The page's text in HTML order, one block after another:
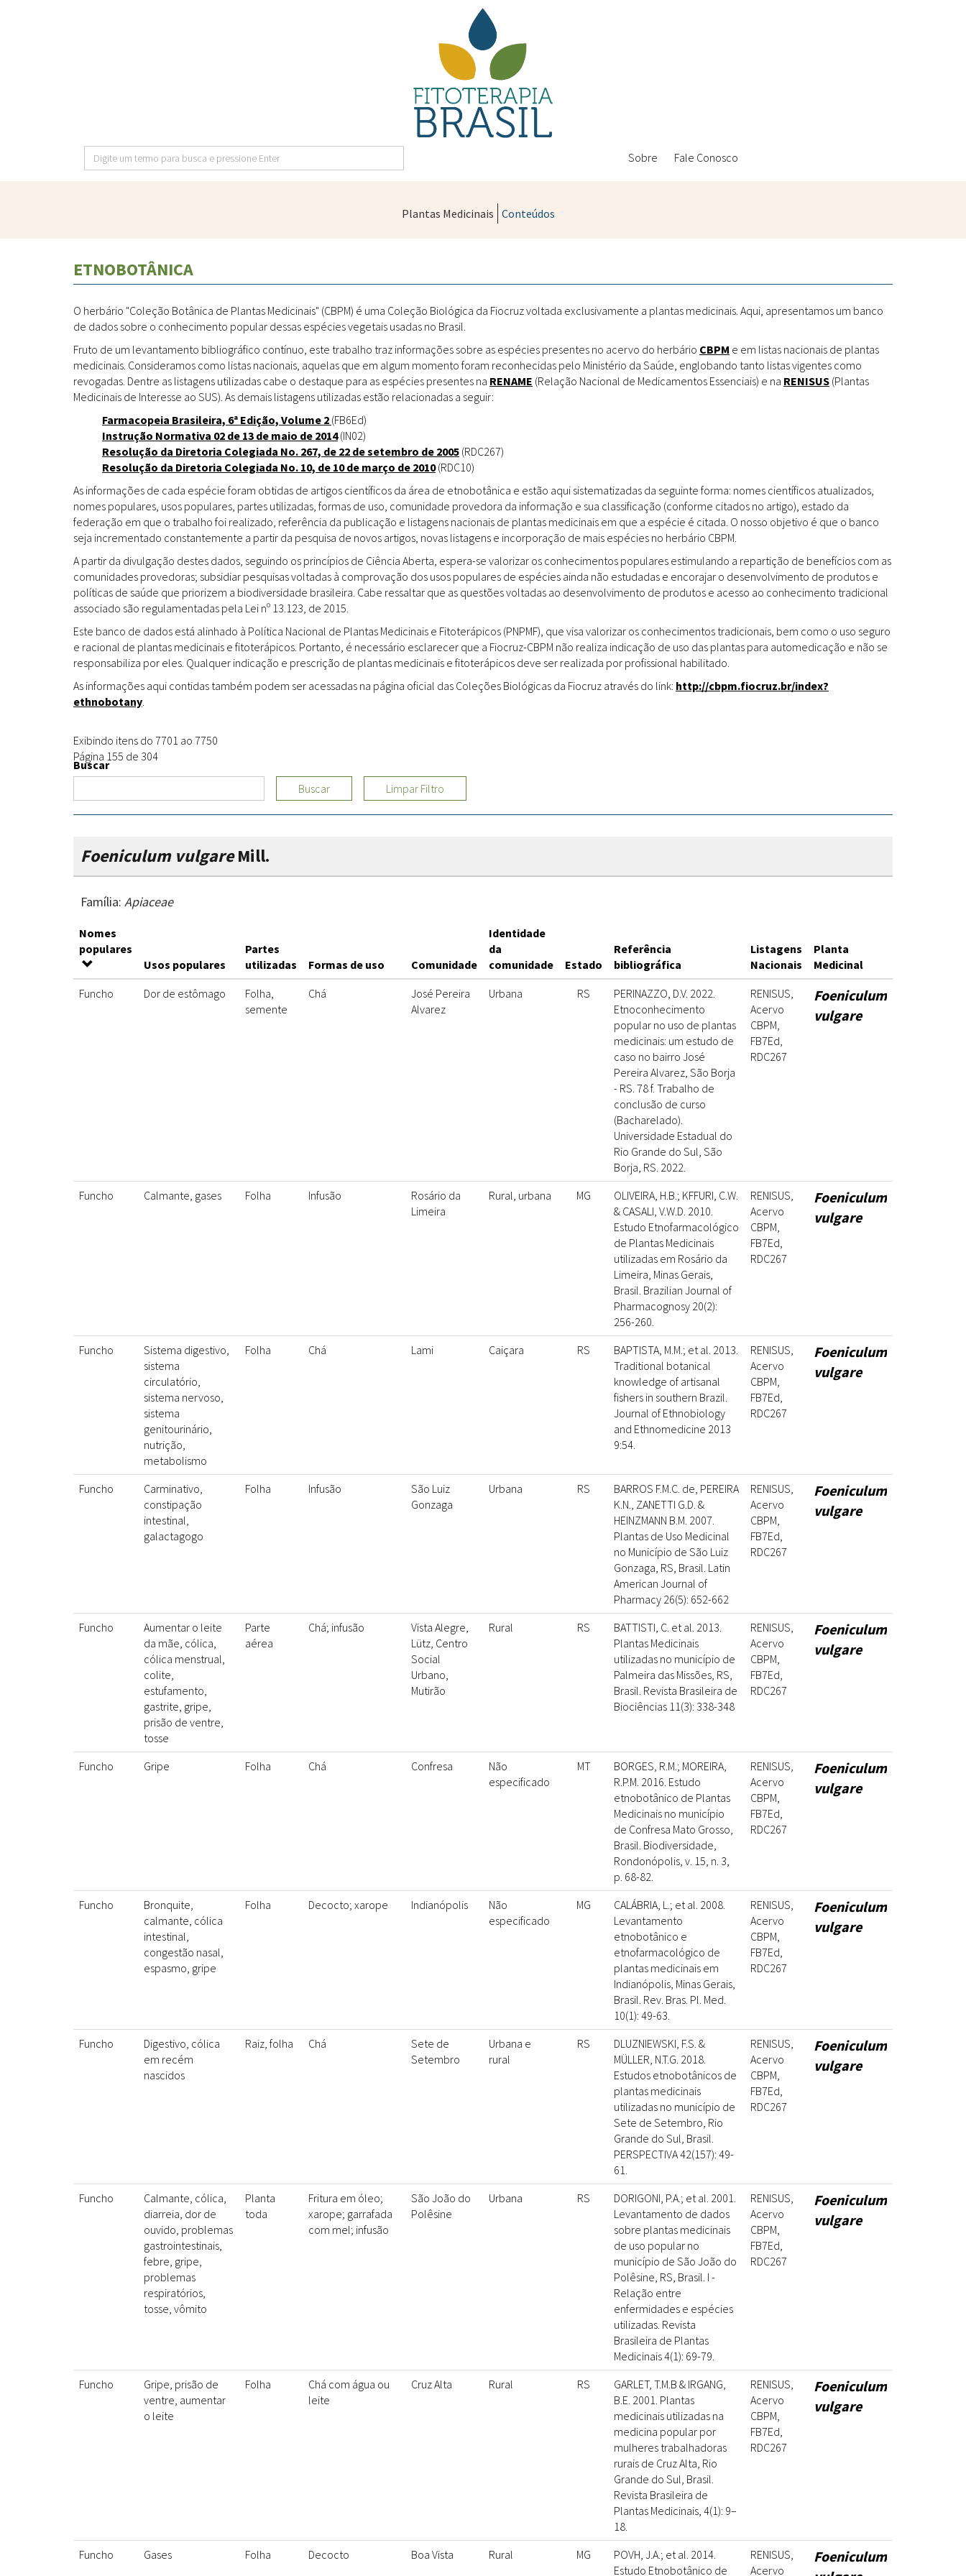
pressione
Enter
Sobre Fale Conosco
Plantas Medicinais Conteúdos
Sanitárias
Políticas
Metodologias
Farmácias Vivas
Medicinais
Conceitos
Livros
Periódicos
Produções Acadêmicas
Todos
Grupos de Pesquisa
Sementes, Mudas &
Plantas
Produto & Indústria Padrões
Fitoterápicos
Educação & Arte
Sites
ETNOBOTÂNICA
O herbário "Coleção Botânica de Plantas Medicinais" (CBPM) é uma Coleção Biológica da Fiocruz voltada exclusivamente a plantas medicinais. Aqui, apresentamos um banco
de dados sobre o conhecimento popular dessas espécies vegetais usadas no Brasil.
Fruto de um levantamento bibliográfico contínuo, este trabalho traz informações sobre as espécies presentes no acervo do herbário CBPM e em listas nacionais de plantas
medicinais. Consideramos como listas nacionais, aquelas que em algum momento foram reconhecidas pelo Ministério da Saúde, englobando tanto listas vigentes como
revogadas. Dentre as listagens utilizadas cabe o destaque para as espécies presentes na RENAME (Relação Nacional de Medicamentos Essenciais) e na RENISUS (Plantas
Medicinais de Interesse ao SUS). As demais listagens utilizadas estão relacionadas a seguir:
Farmacopeia Brasileira, 6ª Edição, Volume 2 (FB6Ed)
Instrução Normativa 02 de 13 de maio de 2014(IN02)
Resolução da Diretoria Colegiada No. 267, de 22 de setembro de 2005 (RDC267)
Resolução da Diretoria Colegiada No. 10, de 10 de março de 2010(RDC10)
As informações de cada espécie foram obtidas de artigos científicos da área de etnobotânica e estão aqui sistematizadas da seguinte forma: nomes científicos atualizados,
nomes populares, usos populares, partes utilizadas, formas de uso, comunidade provedora da informação e sua classificação (conforme citados no artigo), estado da
federação em que o trabalho foi realizado, referência da publicação e listagens nacionais de plantas medicinais em que a espécie é citada. O nosso objetivo é que o banco
seja incrementado constantemente a partir da pesquisa de novos artigos, novas listagens e incorporação de mais espécies no herbário CBPM.
A partir da divulgação destes dados, seguindo os princípios de Ciência Aberta, espera-se valorizar os conhecimentos populares estimulando a repartição de benefícios com as
comunidades provedoras; subsidiar pesquisas voltadas à comprovação dos usos populares de espécies ainda não estudadas e encorajar o desenvolvimento de produtos e
políticas de saúde que priorizem a biodiversidade brasileira. Cabe ressaltar que as questões voltadas ao desenvolvimento de produtos e acesso ao conhecimento tradicional
associado são regulamentadas pela Lei nº 13.123, de 2015.
Este banco de dados está alinhado à Política Nacional de Plantas Medicinais e Fitoterápicos (PNPMF), que visa valorizar os conhecimentos tradicionais, bem como o uso seguro
e racional de plantas medicinais e fitoterápicos. Portanto, é necessário esclarecer que a Fiocruz-CBPM não realiza indicação de uso das plantas para automedicação e não se
responsabiliza por eles. Qualquer indicação e prescrição de plantas medicinais e fitoterápicos deve ser realizada por profissional habilitado.
As informações aqui contidas também podem ser acessadas na página oficial das Coleções Biológicas da Fiocruz através do link: http://cbpm.fiocruz.br/index?
ethnobotany.
Exibindo itens do 7701 ao 7750
Página 155 de 304
Buscar
Buscar
Limpar Filtro
Foeniculum vulgareMill.
Família: Apiaceae
Nomes
populares
Usos populares
Partes
utilizadas
Formas de uso Comunidade
Identidade
da
comunidade
Estado
Referência
bibliográfica
Listagens
Nacionais
Planta
Medicinal
Funcho
Dor de estômago
Folha,
semente
Chá
José Pereira
Alvarez
Urbana RS
PERINAZZO, D.V. 2022.
Etnoconhecimento
popular no uso de plantas
medicinais: um estudo de
caso no bairro José
Pereira Alvarez, São Borja
- RS. 78 f. Trabalho de
conclusão de curso
(Bacharelado).
Universidade Estadual do
Rio Grande do Sul, São
Borja, RS. 2022.
RENISUS,
Acervo
CBPM,
FB7Ed,
RDC267
Foeniculum
vulgare
Funcho Calmante, gases Folha Infusão
Rosário da
Limeira
Rural, urbana MG
OLIVEIRA, H.B.; KFFURI, C.W.
& CASALI, V.W.D. 2010.
Estudo Etnofarmacológico
de Plantas Medicinais
utilizadas em Rosário da
Limeira, Minas Gerais,
Brasil. Brazilian Journal of
Pharmacognosy 20(2):
256-260.
RENISUS,
Acervo
CBPM,
FB7Ed,
RDC267
Foeniculum
vulgare
Funcho
Sistema digestivo,
sistema
circulatório,
sistema nervoso,
sistema
genitourinário,
nutrição,
metabolismo
Folha Chá Lami Caiçara RS
BAPTISTA, M.M.; et al. 2013.
Traditional botanical
knowledge of artisanal
fishers in southern Brazil.
Journal of Ethnobiology
and Ethnomedicine 2013
9:54.
RENISUS,
Acervo
CBPM,
FB7Ed,
RDC267
Foeniculum
vulgare
Funcho
Carminativo,
constipação
intestinal,
galactagogo
Folha Infusão
São Luiz
Gonzaga
Urbana RS
BARROS F.M.C. de, PEREIRA
K.N., ZANETTI G.D. &
HEINZMANN B.M. 2007.
Plantas de Uso Medicinal
no Município de São Luiz
Gonzaga, RS, Brasil. Latin
American Journal of
Pharmacy 26(5): 652-662
RENISUS,
Acervo
CBPM,
FB7Ed,
RDC267
Foeniculum
vulgare
Funcho
Aumentar o leite
da mãe, cólica,
cólica menstrual,
colite,
estufamento,
gastrite, gripe,
prisão de ventre,
tosse
Parte
aérea
Chá; infusão
Vista Alegre,
Lütz, Centro
Social
Urbano,
Mutirão
Rural RS
BATTISTI, C. et al. 2013.
Plantas Medicinais
utilizadas no município de
Palmeira das Missões, RS,
Brasil. Revista Brasileira de
Biociências 11(3): 338-348
RENISUS,
Acervo
CBPM,
FB7Ed,
RDC267
Foeniculum
vulgare
Funcho Gripe Folha Chá Confresa
Não
especificado
MT
BORGES, R.M.; MOREIRA,
R.P.M. 2016. Estudo
etnobotânico de Plantas
Medicinais no município
de Confresa Mato Grosso,
Brasil. Biodiversidade,
Rondonópolis, v. 15, n. 3,
p. 68-82.
RENISUS,
Acervo
CBPM,
FB7Ed,
RDC267
Foeniculum
vulgare
Funcho
Bronquite,
calmante, cólica
intestinal,
congestão nasal,
espasmo, gripe
Folha Decocto; xarope Indianópolis
Não
especificado
MG
CALÁBRIA, L.; et al. 2008.
Levantamento
etnobotânico e
etnofarmacológico de
plantas medicinais em
Indianópolis, Minas Gerais,
Brasil. Rev. Bras. Pl. Med.
10(1): 49-63.
RENISUS,
Acervo
CBPM,
FB7Ed,
RDC267
Foeniculum
vulgare
Funcho
Digestivo, cólica
em recém
nascidos
Raiz, folha Chá
Sete de
Setembro
Urbana e
rural
RS
DLUZNIEWSKI, F.S. &
MÜLLER, N.T.G. 2018.
Estudos etnobotânicos de
plantas medicinais
utilizadas no município de
Sete de Setembro, Rio
Grande do Sul, Brasil.
PERSPECTIVA 42(157): 49-
61.
RENISUS,
Acervo
CBPM,
FB7Ed,
RDC267
Foeniculum
vulgare
Funcho
Calmante, cólica,
diarreia, dor de
ouvido, problemas
gastrointestinais,
febre, gripe,
problemas
respiratórios,
tosse, vômito
Planta
toda
Fritura em óleo;
xarope; garrafada
com mel; infusão
São João do
Polêsine
Urbana RS
DORIGONI, P.A.; et al. 2001.
Levantamento de dados
sobre plantas medicinais
de uso popular no
município de São João do
Polêsine, RS, Brasil. I -
Relação entre
enfermidades e espécies
utilizadas. Revista
Brasileira de Plantas
Medicinais 4(1): 69-79.
RENISUS,
Acervo
CBPM,
FB7Ed,
RDC267
Foeniculum
vulgare
Funcho
Gripe, prisão de
ventre, aumentar
o leite
Folha
Chá com água ou
leite
Cruz Alta Rural RS
GARLET, T.M.B & IRGANG,
B.E. 2001. Plantas
medicinais utilizadas na
medicina popular por
mulheres trabalhadoras
rurais de Cruz Alta, Rio
Grande do Sul, Brasil.
Revista Brasileira de
Plantas Medicinais, 4(1): 9–
18.
RENISUS,
Acervo
CBPM,
FB7Ed,
RDC267
Foeniculum
vulgare
Funcho Gases Folha Decocto Boa Vista Rural MG
POVH, J.A.; et al. 2014.
Estudo Etnobotânico de
RENISUS,
Acervo
Foeniculum